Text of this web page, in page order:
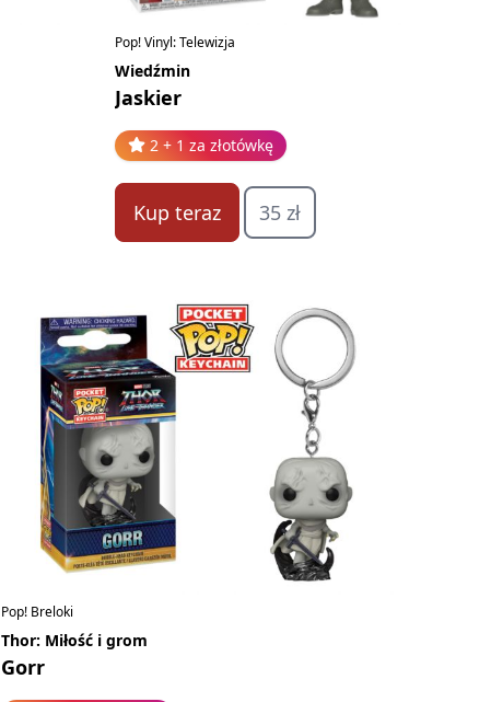
Pop! Vinyl: Telewizja
Wiedźmin
Jaskier
2 + 1 za złotówkę
Kup teraz 35 zł
Pop! Breloki
Thor: Miłość i grom
Gorr